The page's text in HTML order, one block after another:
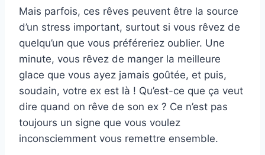
Mais parfois, ces rêves peuvent être la source
d’un stress important, surtout si vous rêvez de
quelqu’un que vous préféreriez oublier. Une
minute, vous rêvez de manger la meilleure
glace que vous ayez jamais goûtée, et puis,
soudain, votre ex est là ! Qu’est-ce que ça veut
dire quand on rêve de son ex ? Ce n’est pas
toujours un signe que vous voulez
inconsciemment vous remettre ensemble.